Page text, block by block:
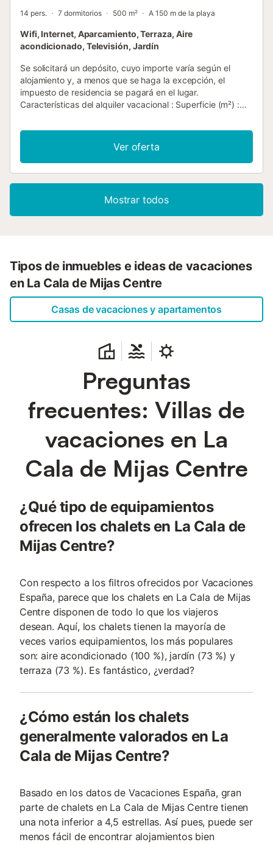
14 pers. 7 dormitorios 500 m² A 150 m de la playa
Wifi, Internet, Aparcamiento, Terraza, Aire
acondicionado, Televisión, Jardín
Se solicitará un depósito, cuyo importe varía según el
alojamiento y, a menos que se haga la excepción, el
impuesto de residencia se pagará en el lugar.
Características del alquiler vacacional : Superficie (m²) :
Calefacción Aire acondicionado Congelador Lavadora
Horno micro ondas Televisión Terraza Mascotas no
permitidas Jardín Parilla Horno Lava-vajillas piscina
privada Acceso a Internet Estacionamiento Inalámbrico
Ver oferta
Mostrar todos
Tipos de inmuebles e ideas de vacaciones
en La Cala de Mijas Centre
Casas de vacaciones y apartamentos
Preguntas
frecuentes: Villas de
vacaciones en La
Cala de Mijas Centre
¿Qué tipo de equipamientos
ofrecen los chalets en La Cala de
Mijas Centre?
Con respecto a los filtros ofrecidos por Vacaciones
España, parece que los chalets en La Cala de Mijas
Centre disponen de todo lo que los viajeros
desean. Aquí, los chalets tienen la mayoría de
veces varios equipamientos, los más populares
son: aire acondicionado (100 %), jardín (73 %) y
terraza (73 %). Es fantástico, ¿verdad?
¿Cómo están los chalets
generalmente valorados en La
Cala de Mijas Centre?
Basado en los datos de Vacaciones España, gran
parte de chalets en La Cala de Mijas Centre tienen
una nota inferior a 4,5 estrellas. Así pues, puede ser
menos fácil de encontrar alojamientos bien